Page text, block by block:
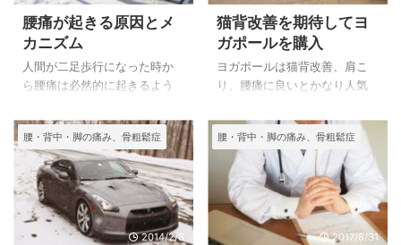
ないということでした。 その
数年後の検診でも、骨密度が
低いから医療機関に行くよう
にとの連絡をいただき、前と
同じように注射を１０回して
後の骨密度も測ってくれ、し
ばらく飲み薬を飲みました
が、骨密度が上がるというこ
とは有りませんでした。 現状
維持でも薬を ...
腰痛が起きる原因とメ
カニズム
人間が二足歩行になった時か
ら腰痛は必然的に起きるよう
ぎっくり腰などの急性腰痛症
やストレルなど様々なもので
症状は強うが治りやすいもの
がある一方で、関節や神経の
異常の場合には適切な治療が
必要になります。
猫背改善を期待してヨ
ガポールを購入
ヨガポールは猫背改善、肩こ
り、腰痛に良いとかなり人気
が丸くなり始めたのと肩こり
に良いとジムで使っている妹
に勧められて、ヨガポールを
購入しました。 夫も頚椎症性
脊髄症の手術後背中が丸くな
って、肩こりに悩まされてい
るので二人で使おうと購入し
腰・背中・脚の痛み、骨粗鬆症
2014/2/8
腰・背中・脚の痛み、骨粗鬆症
2017/8/31